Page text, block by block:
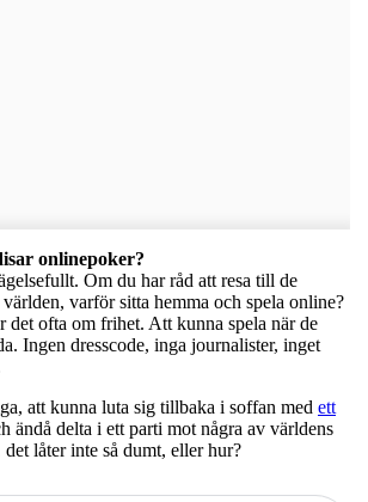
onlinepoker?
Om du har råd att resa till de
varför sitta hemma och spela online?
det ofta om frihet. Att kunna spela när de
Ingen dresscode, inga journalister, inget
att kunna luta sig tillbaka i soffan med ett
ändå delta i ett parti mot några av världens
låter inte så dumt, eller hur?